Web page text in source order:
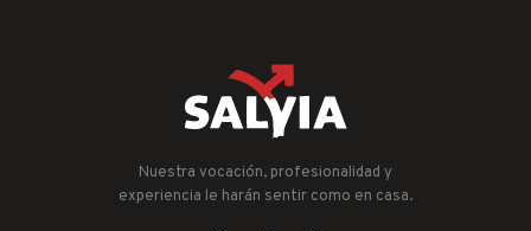
Nuestra vocación, profesionalidad y
experiencia le harán sentir como en casa.